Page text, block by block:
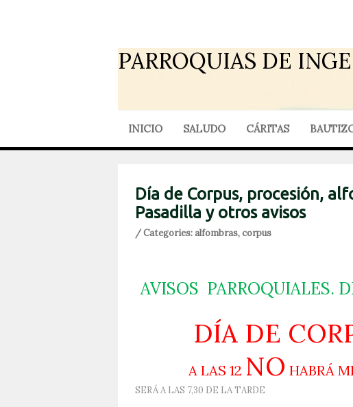
PARROQUIAS DE
INICIO SALUDO CÁRITAS
Día de Corpus, procesión,
Pasadilla y otros avisos
/ Categories:alfombras,corpus
AVISOS PARROQUIALES.
DÍA DE
A LAS 12 NO HABRÁ
SERÁ A LAS 7,30 DE LA TARDE